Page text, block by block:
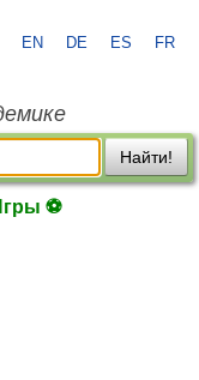
EN DE ES FR
Найти!
⚽